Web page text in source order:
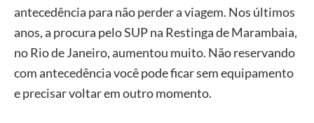
antecedência para não perder a viagem. Nos últimos
anos, a procura pelo SUP na Restinga de Marambaia,
no Rio de Janeiro, aumentou muito. Não reservando
com antecedência você pode ficar sem equipamento
e precisar voltar em outro momento.